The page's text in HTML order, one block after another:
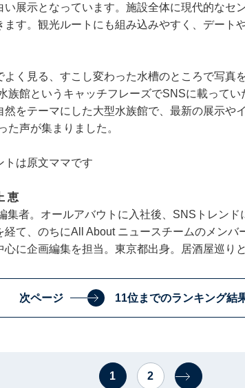
い展示となっています。施設全体に現代的なセ
ます。観光ルートにも組み込みやすく、デート
よく見る、すこし変わった水槽のところで写真
族館というキャッチフレーズでSNSに載ってい
然をテーマにした大型水族館で、最新の展示や
た声が集まりました。
は原文ママです
恵
集者。オールアバウトに入社後、SNSトレン
経て、のちにAll About ニュースチームのメンバ
に企画編集を担当。東京都出身。居酒屋巡り
次ページ 11位までのランキング結
1 2